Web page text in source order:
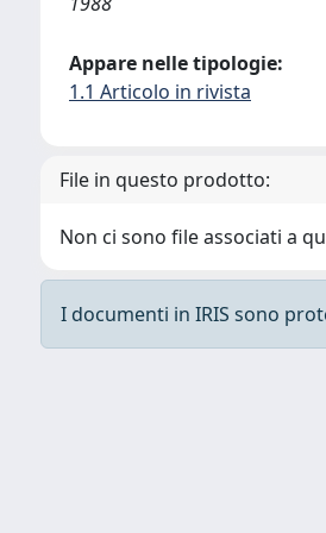
Appare nelle tipologie:
1.1 Articolo in rivista
File in questo prodotto:
Non ci sono file associati a
I documenti in IRIS sono